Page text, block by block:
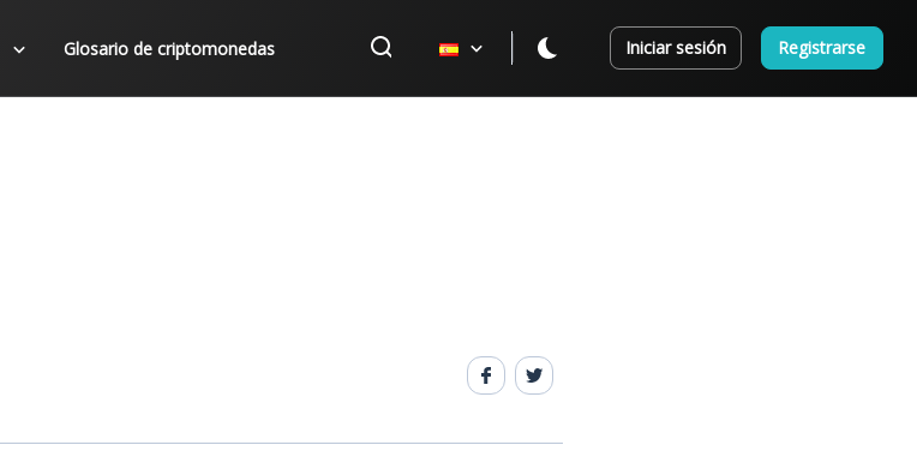
Glosario de criptomonedas Iniciar sesión Registrarse